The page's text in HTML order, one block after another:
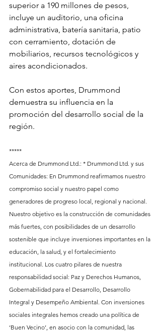
superior a 190 millones de pesos,
incluye un auditorio, una oficina
administrativa, batería sanitaria, patio
con cerramiento, dotación de
mobiliarios, recursos tecnológicos y
aires acondicionados.
Con estos aportes, Drummond
demuestra su influencia en la
promoción del desarrollo social de la
región.
*****
Acerca de Drummond Ltd.: * Drummond Ltd. y sus
Comunidades: En Drummond reafirmamos nuestro
compromiso social y nuestro papel como
generadores de progreso local, regional y nacional.
Nuestro objetivo es la construcción de comunidades
más fuertes, con posibilidades de un desarrollo
sostenible que incluye inversiones importantes en la
educación, la salud, y el fortalecimiento
institucional. Los cuatro pilares de nuestra
responsabilidad social: Paz y Derechos Humanos,
Gobernabilidad para el Desarrollo, Desarrollo
Integral y Desempeño Ambiental. Con inversiones
sociales integrales hemos creado una política de
‘Buen Vecino’, en asocio con la comunidad, las